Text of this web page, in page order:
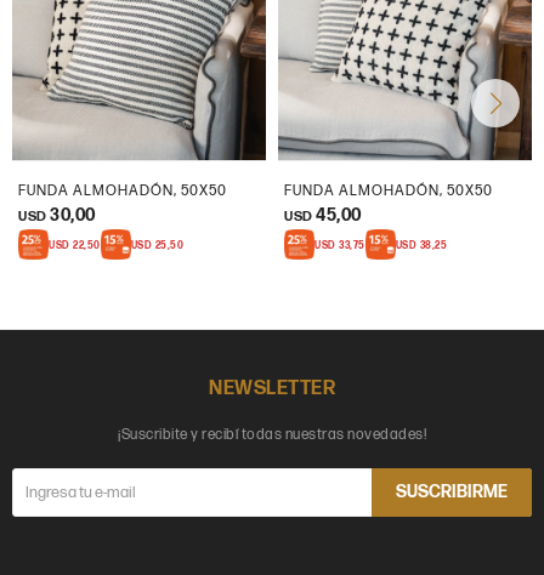
FUNDA ALMOHADÓN, 50X50
USD 30,00
USD 22,50 USD 25,50
FUNDA ALMOHADÓN, 50X50
USD 45,00
USD 33,75 USD 38,25
NEWSLETTER
¡Suscribite y recibí todas nuestras novedades!
SUSCRIBIRME